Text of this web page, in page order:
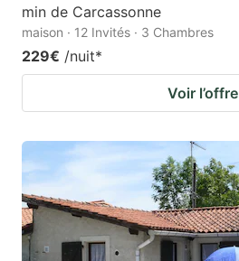
min de Carcassonne
maison · 12 Invités · 3 Chambres
229€ /nuit*
Voir l’offre